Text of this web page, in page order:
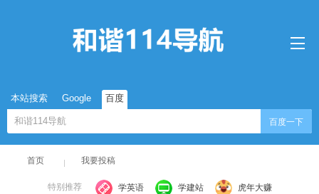
本站搜索 Google 百度
百度一下
首页 我要投稿
特别推荐 学英语 学建站 虎年大赚